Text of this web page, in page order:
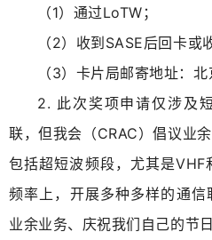
（1）通过LoTW；
（2）收到SASE后回卡或
（3）卡片局邮寄地址：
2. 此次奖项申请仅涉及
联，但我会（CRAC）倡议业
包括超短波频段，尤其是
频率上，开展多种多样的通
业余业务、庆祝我们自己的节日